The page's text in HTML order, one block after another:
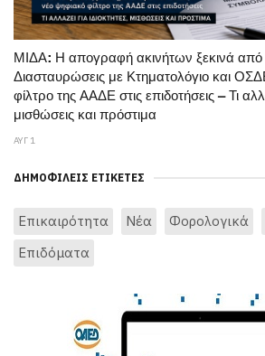
ΜΙΔΑ: Η απογραφή ακινήτων ξεκινά
Διασταυρώσεις με Κτηματολόγιο και
φίλτρο της ΑΑΔΕ στις επιδοτήσεις – Τι
μισθώσεις και πρόστιμα
ΑΥΓ 1
ΔΗΜΟΦΙΛΕΊΣ ΕΤΙΚΈΤΕΣ
Επικαιρότητα Νέα Φορολογικά
Επιδόματα